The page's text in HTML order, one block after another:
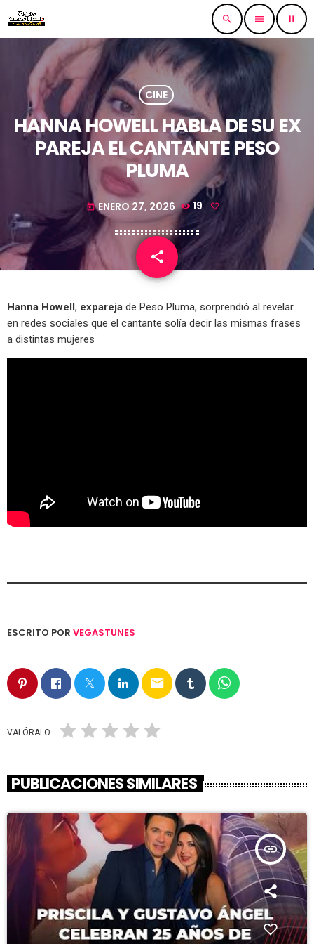
search menu pause
CINE
HANNA HOWELL HABLA DE SU EX
PAREJA EL CANTANTE PESO
PLUMA
today ENERO 27, 2026 19
share
email
Hanna Howell, expareja de Peso Pluma, sorprendió al revelar
en redes sociales que el cantante solía decir las mismas frases
a distintas mujeres
ESCRITO POR VEGASTUNES
email
VALÓRALO
PUBLICACIONES SIMILARES
insert_link